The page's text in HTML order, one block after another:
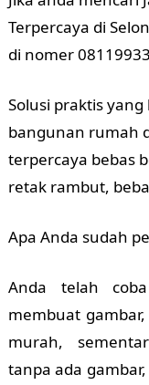
Terpercaya di
di nomer
Solusi praktis
bangunan rumah
terpercaya bebas
retak rambut,
Apa Anda sudah
Anda telah
membuat
murah,
tanpa ada